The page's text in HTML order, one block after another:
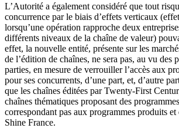
L’Autorité a également considéré que tout
concurrence par le biais d’effets verticaux
lorsqu’une opération rapproche deux
différents niveaux de la chaîne de valeur)
effet, la nouvelle entité, présente sur les
de l’édition de chaînes, ne sera pas, au vu des
parties, en mesure de verrouiller l’accès aux
pour ses concurrents, d’une part, et, d’autre
que les chaînes éditées par Twenty-First
chaînes thématiques proposant des
correspondant pas aux programmes produits
Shine France.